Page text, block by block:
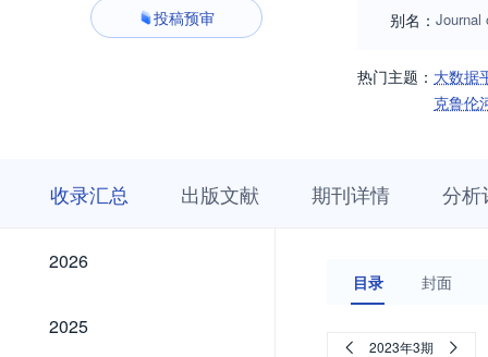
投稿预审 别名： Journal
热门主题： 大数据
克鲁伦
收录汇总 出版文献 期刊详情 分析
2026
2026
2025
2025
目录 封面
2023年3期